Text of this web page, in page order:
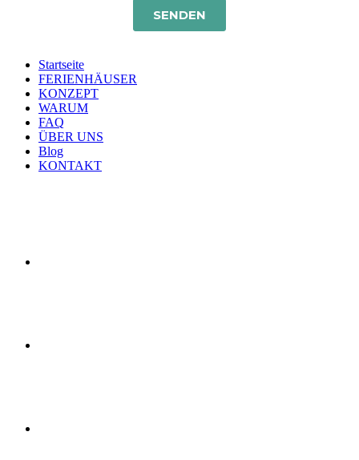
Startseite
FERIENHÄUSER
KONZEPT
WARUM
FAQ
ÜBER UNS
Blog
KONTAKT